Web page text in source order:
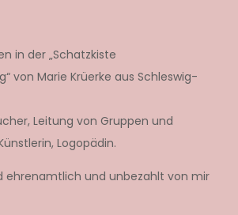
in der „Schatzkiste
von Marie Krüerke aus Schleswig-
Leitung von Gruppen und
Logopädin.
ehrenamtlich und unbezahlt von mir